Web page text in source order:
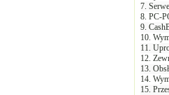
7.
8. PC-
9.
10.
11.
12.
13.
14.
15.